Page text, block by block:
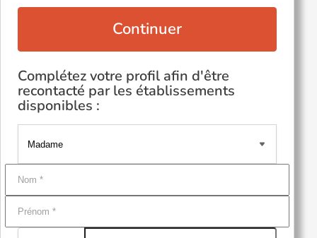
Continuer
Complétez votre profil afin d'être
recontacté par les établissements
disponibles :